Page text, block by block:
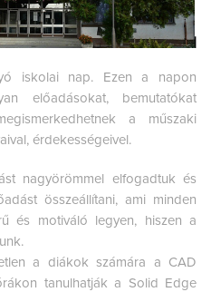
iskolai nap. Ezen a napon
előadásokat, bemutatókat
a műszaki
érdekességeivel.
nagyörömmel elfogadtuk és
összeállítani, ami minden
és motiváló legyen, hiszen a
a diákok számára a CAD
tanulhatják a Solid Edge